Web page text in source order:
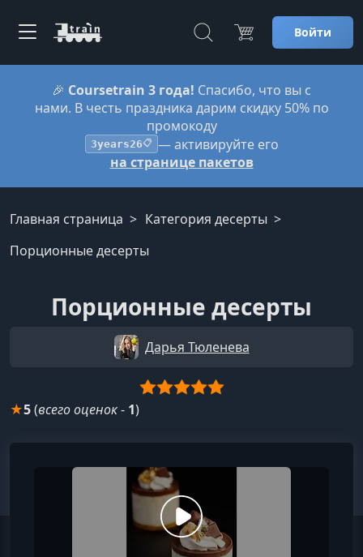
Войти
🎉 Coursetrain 3 года! Спасибо, что вы с
нами. В честь праздника дарим скидку 50% по
промокоду
3years26📋 — активируйте его
на странице пакетов
Главная страница
Категория десерты
Порционные десерты
Порционные десерты
Дарья Тюленева
★5(всего оценок- 1)